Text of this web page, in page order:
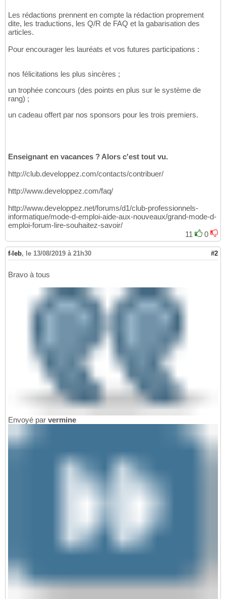
Les rédactions prennent en compte la rédaction proprement
dite, les traductions, les Q/R de FAQ et la gabarisation des
articles.
Pour encourager les lauréats et vos futures participations :
nos félicitations les plus sincères ;
un trophée concours (des points en plus sur le système de
rang) ;
un cadeau offert par nos sponsors pour les trois premiers.
Enseignant en vacances ? Alors c'est tout vu.
http://club.developpez.com/contacts/contribuer/
http://www.developpez.com/faq/
http://www.developpez.net/forums/d1/club-professionnels-
informatique/mode-d-emploi-aide-aux-nouveaux/grand-mode-d-
emploi-forum-lire-souhaitez-savoir/
11
0
f-leb, le 13/08/2019 à 21h30 #2
Bravo à tous
Envoyé par vermine